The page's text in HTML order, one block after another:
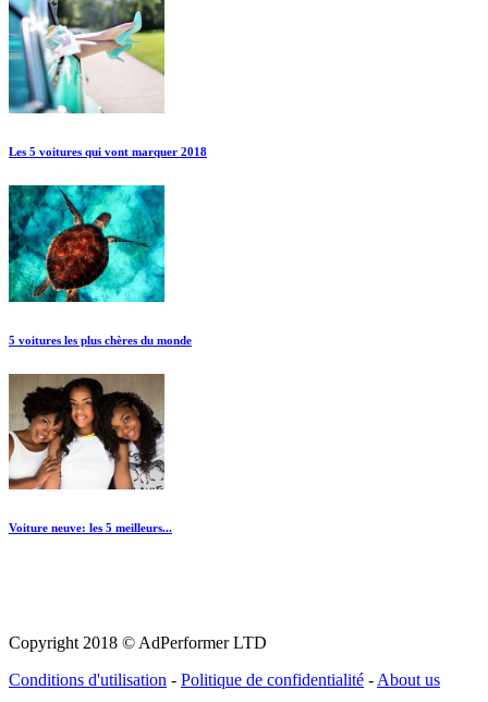
Les 5 voitures qui vont marquer 2018
5 voitures les plus chères du monde
Voiture neuve: les 5 meilleurs...
Copyright 2018 © AdPerformer LTD
Conditions d'utilisation - Politique de confidentialité - About us